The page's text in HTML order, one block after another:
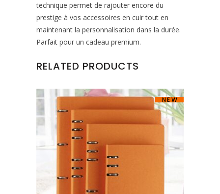
technique permet de rajouter encore du
prestige à vos accessoires en cuir tout en
maintenant la personnalisation dans la durée.
Parfait pour un cadeau premium.
RELATED PRODUCTS
NEW